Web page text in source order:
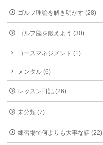
ゴルフ理論を解き明かす (28)
ゴルフ脳を鍛えよう (30)
コースマネジメント (1)
メンタル (6)
レッスン日記 (26)
未分類 (7)
練習場で何よりも大事な話 (22)